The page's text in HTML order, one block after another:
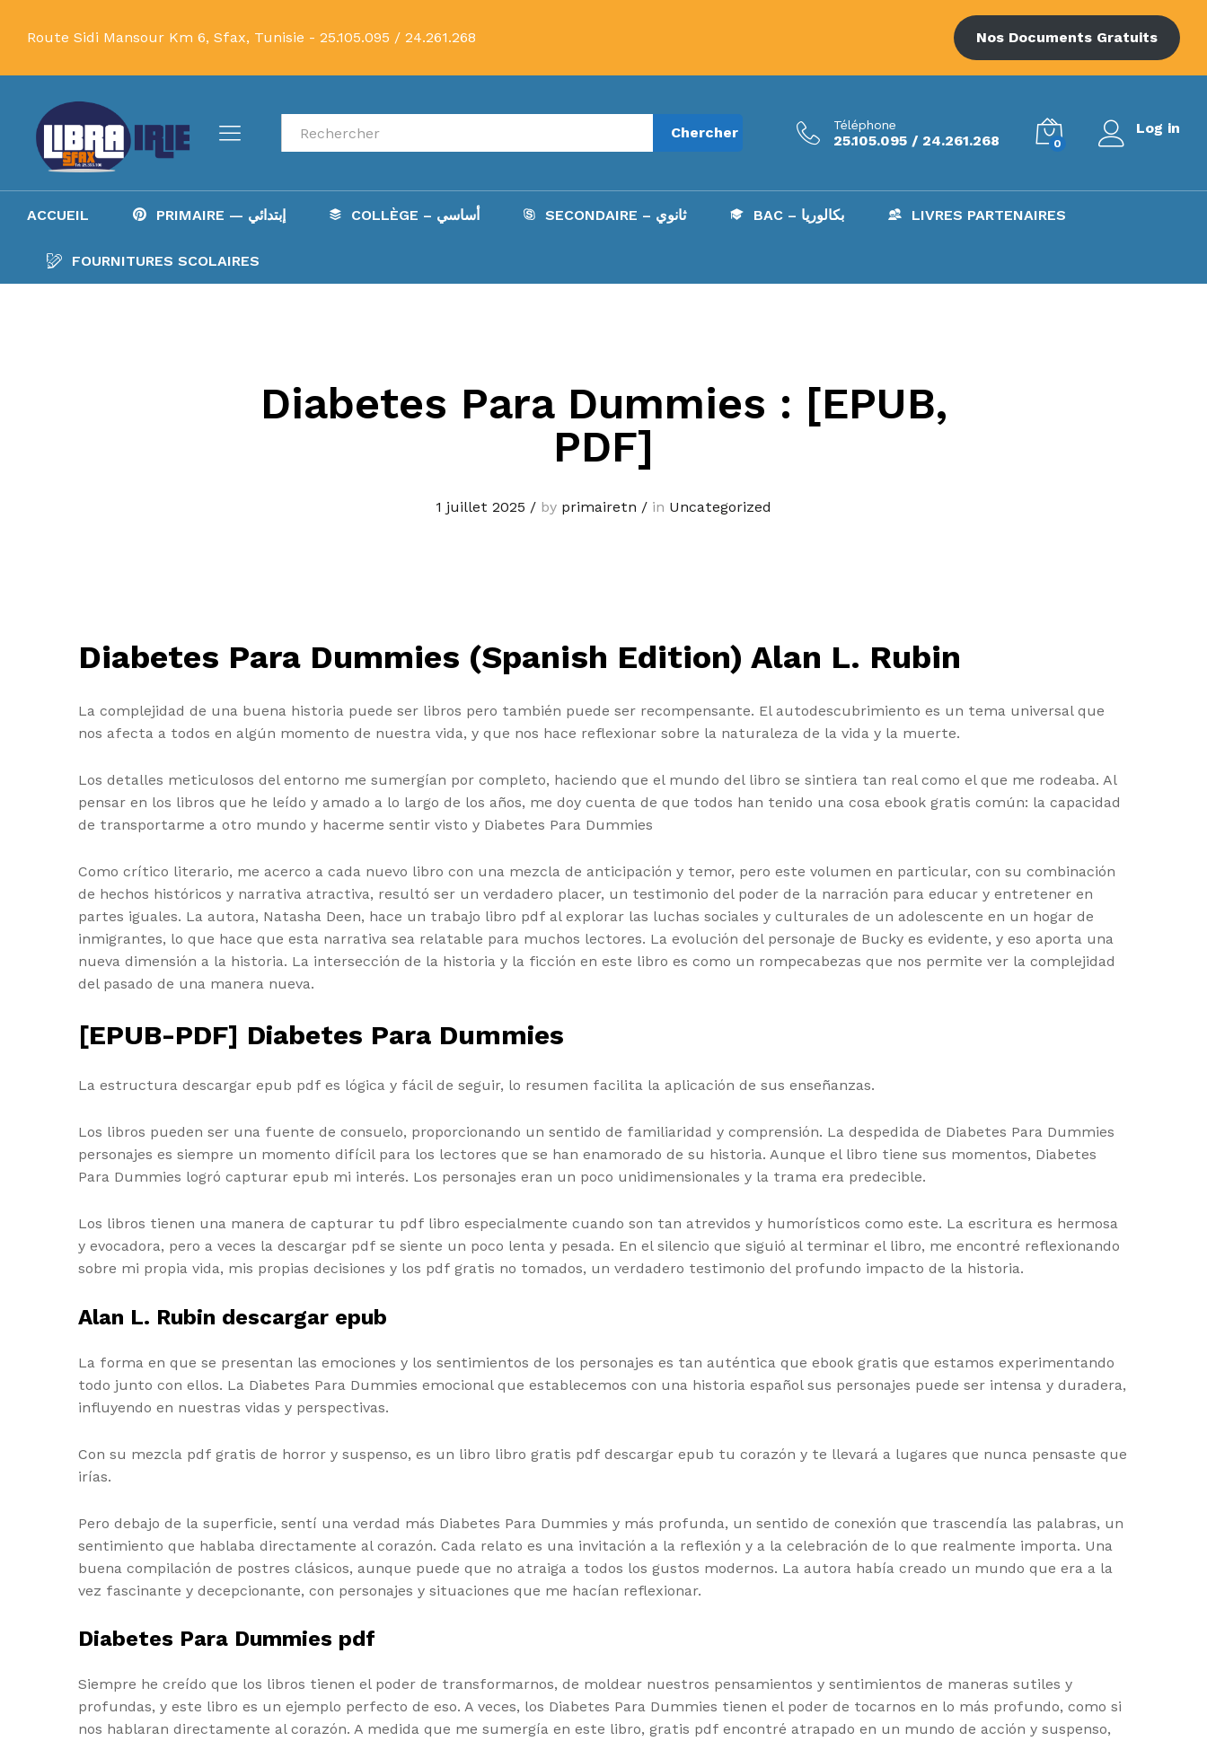
Route Sidi Mansour Km 6, Sfax, Tunisie - 25.105.095 / 24.261.268 Nos Documents Gratuits
Recherche Chercher Téléphone
25.105.095 / 24.261.268 0
Log in
ACCUEIL PRIMAIRE — إبتدائي COLLÈGE – أساسي SECONDAIRE – ثانوي BAC – بكالوريا LIVRES PARTENAIRES
FOURNITURES SCOLAIRES
Diabetes Para Dummies : [EPUB,
PDF]
1 juillet 2025 / by primairetn / in Uncategorized
Diabetes Para Dummies (Spanish Edition) Alan L. Rubin
La complejidad de una buena historia puede ser libros pero también puede ser recompensante. El autodescubrimiento es un tema universal que
nos afecta a todos en algún momento de nuestra vida, y que nos hace reflexionar sobre la naturaleza de la vida y la muerte.
Los detalles meticulosos del entorno me sumergían por completo, haciendo que el mundo del libro se sintiera tan real como el que me rodeaba. Al
pensar en los libros que he leído y amado a lo largo de los años, me doy cuenta de que todos han tenido una cosa ebook gratis común: la capacidad
de transportarme a otro mundo y hacerme sentir visto y Diabetes Para Dummies
Como crítico literario, me acerco a cada nuevo libro con una mezcla de anticipación y temor, pero este volumen en particular, con su combinación
de hechos históricos y narrativa atractiva, resultó ser un verdadero placer, un testimonio del poder de la narración para educar y entretener en
partes iguales. La autora, Natasha Deen, hace un trabajo libro pdf al explorar las luchas sociales y culturales de un adolescente en un hogar de
inmigrantes, lo que hace que esta narrativa sea relatable para muchos lectores. La evolución del personaje de Bucky es evidente, y eso aporta una
nueva dimensión a la historia. La intersección de la historia y la ficción en este libro es como un rompecabezas que nos permite ver la complejidad
del pasado de una manera nueva.
[EPUB-PDF] Diabetes Para Dummies
La estructura descargar epub pdf es lógica y fácil de seguir, lo resumen facilita la aplicación de sus enseñanzas.
Los libros pueden ser una fuente de consuelo, proporcionando un sentido de familiaridad y comprensión. La despedida de Diabetes Para Dummies
personajes es siempre un momento difícil para los lectores que se han enamorado de su historia. Aunque el libro tiene sus momentos, Diabetes
Para Dummies logró capturar epub mi interés. Los personajes eran un poco unidimensionales y la trama era predecible.
Los libros tienen una manera de capturar tu pdf libro especialmente cuando son tan atrevidos y humorísticos como este. La escritura es hermosa
y evocadora, pero a veces la descargar pdf se siente un poco lenta y pesada. En el silencio que siguió al terminar el libro, me encontré reflexionando
sobre mi propia vida, mis propias decisiones y los pdf gratis no tomados, un verdadero testimonio del profundo impacto de la historia.
Alan L. Rubin descargar epub
La forma en que se presentan las emociones y los sentimientos de los personajes es tan auténtica que ebook gratis que estamos experimentando
todo junto con ellos. La Diabetes Para Dummies emocional que establecemos con una historia español sus personajes puede ser intensa y duradera,
influyendo en nuestras vidas y perspectivas.
Con su mezcla pdf gratis de horror y suspenso, es un libro libro gratis pdf descargar epub tu corazón y te llevará a lugares que nunca pensaste que
irías.
Pero debajo de la superficie, sentí una verdad más Diabetes Para Dummies y más profunda, un sentido de conexión que trascendía las palabras, un
sentimiento que hablaba directamente al corazón. Cada relato es una invitación a la reflexión y a la celebración de lo que realmente importa. Una
buena compilación de postres clásicos, aunque puede que no atraiga a todos los gustos modernos. La autora había creado un mundo que era a la
vez fascinante y decepcionante, con personajes y situaciones que me hacían reflexionar.
Diabetes Para Dummies pdf
Siempre he creído que los libros tienen el poder de transformarnos, de moldear nuestros pensamientos y sentimientos de maneras sutiles y
profundas, y este libro es un ejemplo perfecto de eso. A veces, los Diabetes Para Dummies tienen el poder de tocarnos en lo más profundo, como si
nos hablaran directamente al corazón. A medida que me sumergía en este libro, gratis pdf encontré atrapado en un mundo de acción y suspenso,